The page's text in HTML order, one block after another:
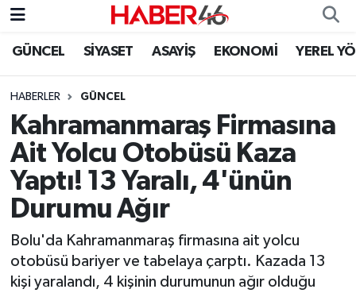
GÜNCEL SİYASET ASAYİŞ EKONOMİ YEREL
HABERLER GÜNCEL
Kahramanmaraş Firmasına
Ait Yolcu Otobüsü Kaza
Yaptı! 13 Yaralı, 4'ünün
Durumu Ağır
Bolu'da Kahramanmaraş firmasına ait yolcu
otobüsü bariyer ve tabelaya çarptı. Kazada 13
kişi yaralandı, 4 kişinin durumunun ağır olduğu
GÜNCEL
SİYASET
EKONOMİ
SPOR
YAŞAM
TEKNOLOJİ
Nöbetçi Eczaneler
Hava Durumu
Kahramanmaraş Namaz Vakitleri
Trafik Durumu
Süper Lig Puan Durumu ve Fikstür
Tüm Manşetler